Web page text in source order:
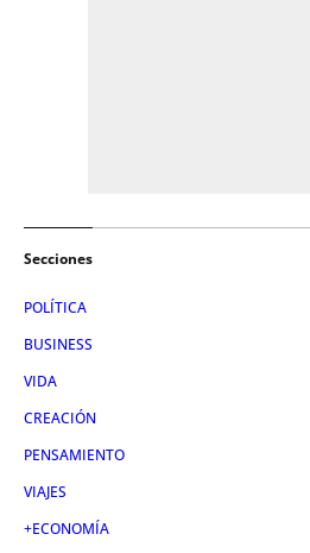
Secciones
POLÍTICA
BUSINESS
VIDA
CREACIÓN
PENSAMIENTO
VIAJES
+ECONOMÍA